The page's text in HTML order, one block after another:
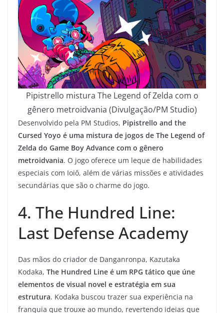
Pipistrello mistura The Legend of Zelda com o
gênero metroidvania (Divulgação/PM Studio)
Desenvolvido pela PM Studios, Pipistrello and the
Cursed Yoyo é uma mistura de jogos de The Legend of
Zelda do Game Boy Advance com o gênero
metroidvania. O jogo oferece um leque de habilidades
especiais com Ioiô, além de várias missões e atividades
secundárias que são o charme do jogo.
4. The Hundred Line:
Last Defense Academy
Das mãos do criador de Danganronpa, Kazutaka
Kodaka, The Hundred Line é um RPG tático que úne
elementos de visual novel e estratégia em sua
estrutura. Kodaka buscou trazer sua experiência na
franquia que trouxe ao mundo, revertendo ideias que